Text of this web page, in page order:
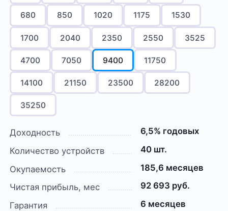
680 850 1020 1175 1530
1700 2040 2350 2550 3525
4700 7050 9400 11750
14100 21150 23500 28200
35250
Доходность
6,5% годовых
Количество устройств
40 шт.
Окупаемость
185,6 месяцев
Чистая прибыль, мес
92 693 руб.
Гарантия
6 месяцев